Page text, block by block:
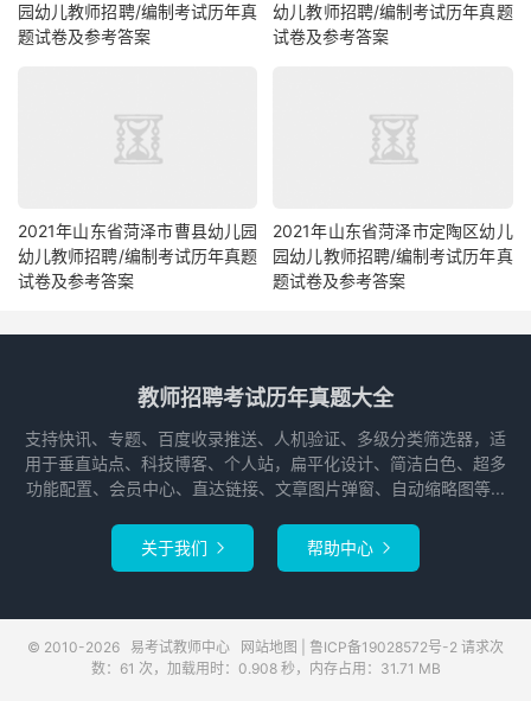
园幼儿教师招聘/编制考试历年真
题试卷及参考答案
幼儿教师招聘/编制考试历年真题
试卷及参考答案
2021年山东省菏泽市曹县幼儿园
幼儿教师招聘/编制考试历年真题
试卷及参考答案
2021年山东省菏泽市定陶区幼儿
园幼儿教师招聘/编制考试历年真
题试卷及参考答案
教师招聘考试历年真题大全
支持快讯、专题、百度收录推送、人机验证、多级分类筛选器，适
用于垂直站点、科技博客、个人站，扁平化设计、简洁白色、超多
功能配置、会员中心、直达链接、文章图片弹窗、自动缩略图等...
关于我们  帮助中心 
© 2010-2026 易考试教师中心 网站地图 鲁ICP备19028572号-2 请求次
数：61 次，加载用时：0.908 秒，内存占用：31.71 MB